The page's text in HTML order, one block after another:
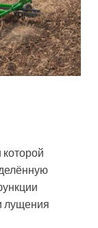
лущения